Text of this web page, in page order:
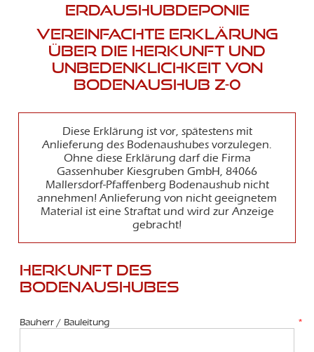
Erdaushubdeponie
Vereinfachte Erklärung
über die Herkunft und
Unbedenklichkeit von
Bodenaushub Z-0
Diese Erklärung ist vor, spätestens mit
Anlieferung des Bodenaushubes vorzulegen.
Ohne diese Erklärung darf die Firma
Gassenhuber Kiesgruben GmbH, 84066
Mallersdorf-Pfaffenberg Bodenaushub nicht
annehmen! Anlieferung von nicht geeignetem
Material ist eine Straftat und wird zur Anzeige
gebracht!
Herkunft des
Bodenaushubes
Bauherr / Bauleitung *